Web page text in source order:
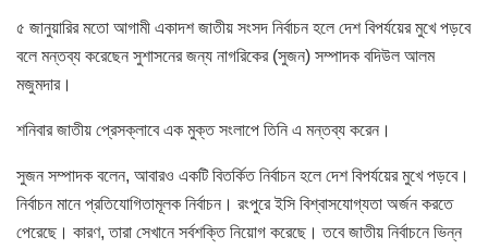
৫ জানুয়ারির মতো আগামী একাদশ জাতীয় সংসদ নির্বাচন হলে দেশ বিপর্যয়ের মুখেপড়বে
বলে মন্তব্য করেছেন সুশাসনের জন্য নাগরিকের (সুজন) সম্পাদক বদিউল আলম
মজুমদার।
শনিবার জাতীয় প্রেসক্লাবে এক মুক্ত সংলাপে তিনি এ মন্তব্য করেন।
সুজন সম্পাদক বলেন, আবারও একটি বিতর্কিত নির্বাচন হলে দেশ বিপর্যয়ের মুখে পড়বে।
নির্বাচন মানে প্রতিযোগিতামূলক নির্বাচন। রংপুরে ইসি বিশ্বাসযোগ্যতা অর্জন করতে
পেরেছে। কারণ, তারা সেখানে সর্বশক্তি নিয়োগ করেছে। তবে জাতীয় নির্বাচনে ভিন্ন